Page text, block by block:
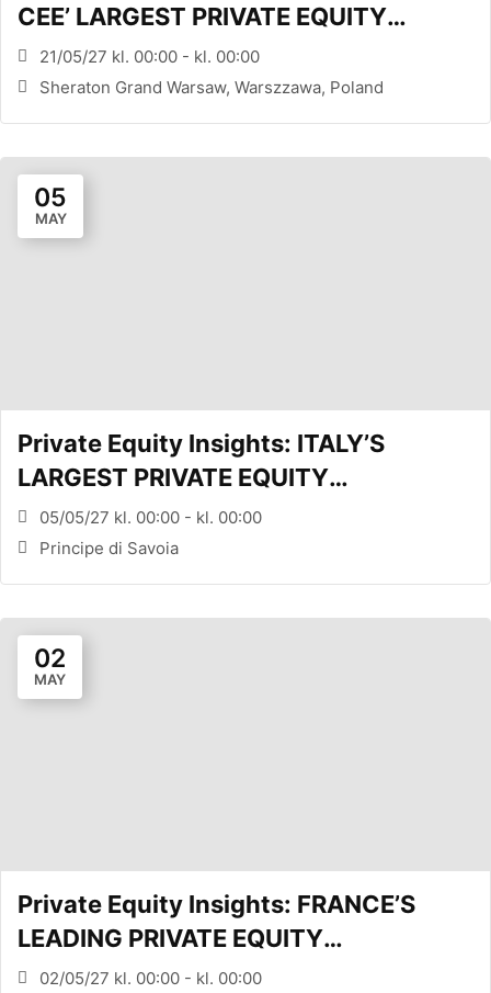
CEE’ LARGEST PRIVATE EQUITY
CONFERENCE (WARSAW, PL)
21/05/27 kl. 00:00 - kl. 00:00
Sheraton Grand Warsaw, Warszzawa, Poland
05
MAY
Private Equity Insights: ITALY’S
LARGEST PRIVATE EQUITY
CONFERENCE (MILANO, ITA)
05/05/27 kl. 00:00 - kl. 00:00
Principe di Savoia
02
MAY
Private Equity Insights: FRANCE’S
LEADING PRIVATE EQUITY
CONFERENCE (PARIS, FR)
02/05/27 kl. 00:00 - kl. 00:00